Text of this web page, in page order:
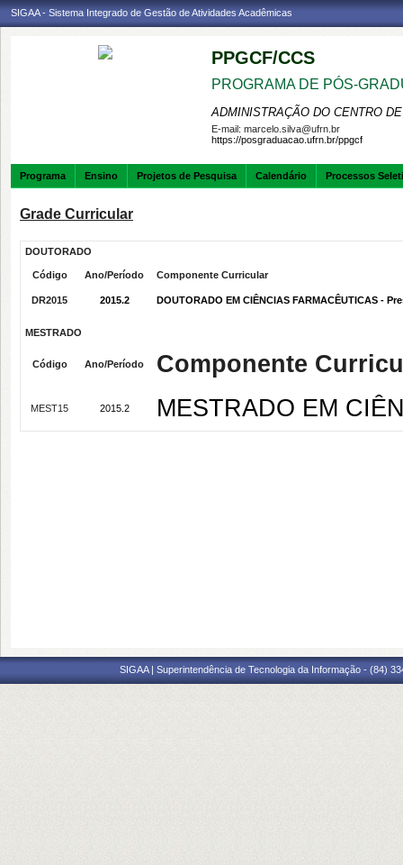
SIGAA - Sistema Integrado de Gestão de Atividades Acadêmicas
PPGCF/CCS
PROGRAMA DE PÓS-
ADMINISTRAÇÃO DO CENTRO
E-mail: marcelo.silva@ufrn.br
https://posgraduacao.ufrn.br/ppgcf
Programa Ensino Projetos de Pesquisa Calendário Processos
Grade Curricular
DOUTORADO
Código Ano/Período Componente Curricular
DR2015 2015.2 DOUTORADO EM CIÊNCIAS FARMACÊUTICAS -
MESTRADO
Código Ano/Período Componente
MEST15 2015.2 MESTRADO EM
SIGAA | Superintendência de Tecnologia da Informação - (84)